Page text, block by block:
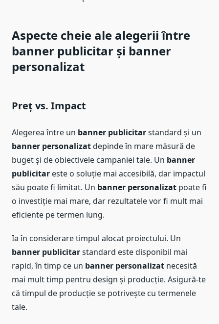
Aspecte cheie ale alegerii între
banner publicitar și banner
personalizat
Preț vs. Impact
Alegerea între un banner publicitarstandard și un
banner personalizatdepinde în mare măsură de
buget și de obiectivele campaniei tale. Un banner
publicitar este o soluție mai accesibilă, dar impactul
său poate fi limitat. Un banner personalizat poate fi
o investiție mai mare, dar rezultatele vor fi mult mai
eficiente pe termen lung.
Ia în considerare timpul alocat proiectului. Un
banner publicitarstandard este disponibil mai
rapid, în timp ce un banner personalizat necesită
mai mult timp pentru design și producție. Asigură-te
că timpul de producție se potrivește cu termenele
tale.